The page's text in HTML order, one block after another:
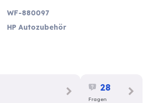
WF-880097
HP Autozubehör
28
Fragen